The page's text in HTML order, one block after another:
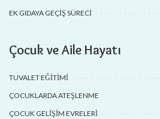
EK GIDAYA GEÇIŞ SÜRECI
Çocuk ve Aile Hayatı
TUVALET EĞITIMI
ÇOCUKLARDA ATEŞLENME
ÇOCUK GELIŞIM EVRELERI